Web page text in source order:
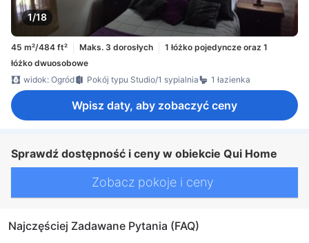
1/18
45 m²/484 ft² Maks. 3 dorosłych
1 łóżko pojedyncze oraz 1
łóżko dwuosobowe
widok: Ogród
Pokój typu Studio/1 sypialnia 1 łazienka
Wpisz daty, aby zobaczyć ceny
Sprawdź dostępność i ceny w obiekcie Qui Home
Zobacz pokoje i ceny
Najczęściej Zadawane Pytania (FAQ)